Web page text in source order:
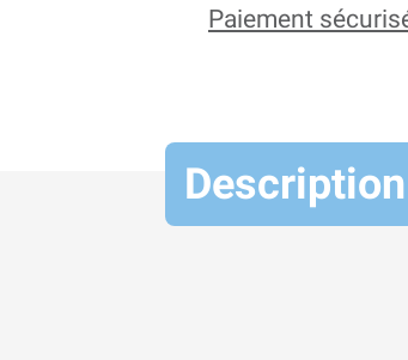
Paiement
Description